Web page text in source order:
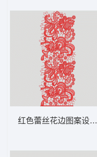
红色蕾丝花边图案设